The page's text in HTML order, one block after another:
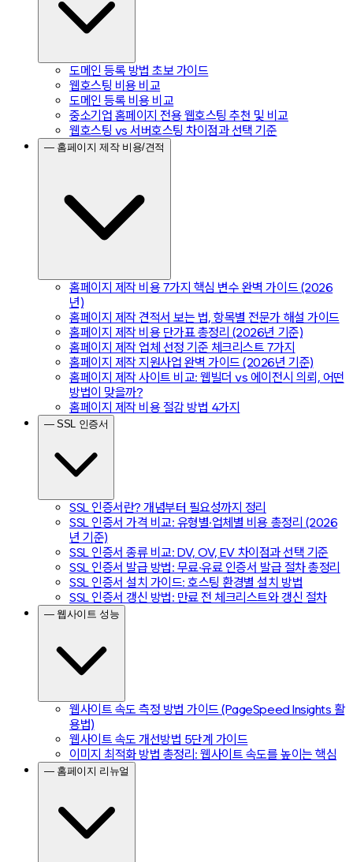
도메인 등록 방법 초보 가이드
웹호스팅 비용 비교
도메인 등록 비용 비교
중소기업 홈페이지 전용 웹호스팅 추천 및 비교
웹호스팅 vs 서버호스팅 차이점과 선택 기준
— 홈페이지 제작 비용/견적
홈페이지 제작 비용 7가지 핵심 변수 완벽 가이드 (2026
년)
홈페이지 제작 견적서 보는 법, 항목별 전문가 해설 가이드
홈페이지 제작 비용 단가표 총정리 (2026년 기준)
홈페이지 제작 업체 선정 기준 체크리스트 7가지
홈페이지 제작 지원사업 완벽 가이드 (2026년 기준)
홈페이지 제작 사이트 비교: 웹빌더 vs 에이전시 의뢰, 어떤
방법이 맞을까?
홈페이지 제작 비용 절감 방법 4가지
— SSL 인증서
SSL 인증서란? 개념부터 필요성까지 정리
SSL 인증서 가격 비교: 유형별·업체별 비용 총정리 (2026
년 기준)
SSL 인증서 종류 비교: DV, OV, EV 차이점과 선택 기준
SSL 인증서 발급 방법: 무료·유료 인증서 발급 절차 총정리
SSL 인증서 설치 가이드: 호스팅 환경별 설치 방법
SSL 인증서 갱신 방법: 만료 전 체크리스트와 갱신 절차
— 웹사이트 성능
웹사이트 속도 측정 방법 가이드 (PageSpeed Insights 활
용법)
웹사이트 속도 개선방법 5단계 가이드
이미지 최적화 방법 총정리: 웹사이트 속도를 높이는 핵심
— 홈페이지 리뉴얼